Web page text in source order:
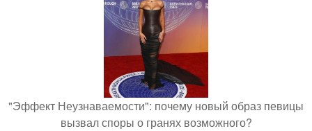
"Эффект Неузнаваемости": почему новый образ певицы
вызвал споры о гранях возможного?